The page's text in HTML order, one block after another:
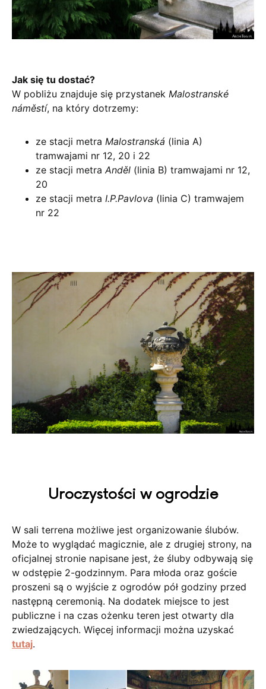
Jak się tu dostać?
W pobliżu znajduje się przystanek Malostranské
náměstí, na który dotrzemy:
ze stacji metra Malostranská (linia A)
tramwajami nr 12, 20 i 22
ze stacji metra Anděl (linia B) tramwajami nr 12,
20
ze stacji metra I.P.Pavlova (linia C) tramwajem
nr 22
Uroczystości w ogrodzie
W sali terrena możliwe jest organizowanie ślubów.
Może to wyglądać magicznie, ale z drugiej strony, na
oficjalnej stronie napisane jest, że śluby odbywają się
w odstępie 2-godzinnym. Para młoda oraz goście
proszeni są o wyjście z ogrodów pół godziny przed
następną ceremonią. Na dodatek miejsce to jest
publiczne i na czas ożenku teren jest otwarty dla
zwiedzających. Więcej informacji można uzyskać
tutaj.